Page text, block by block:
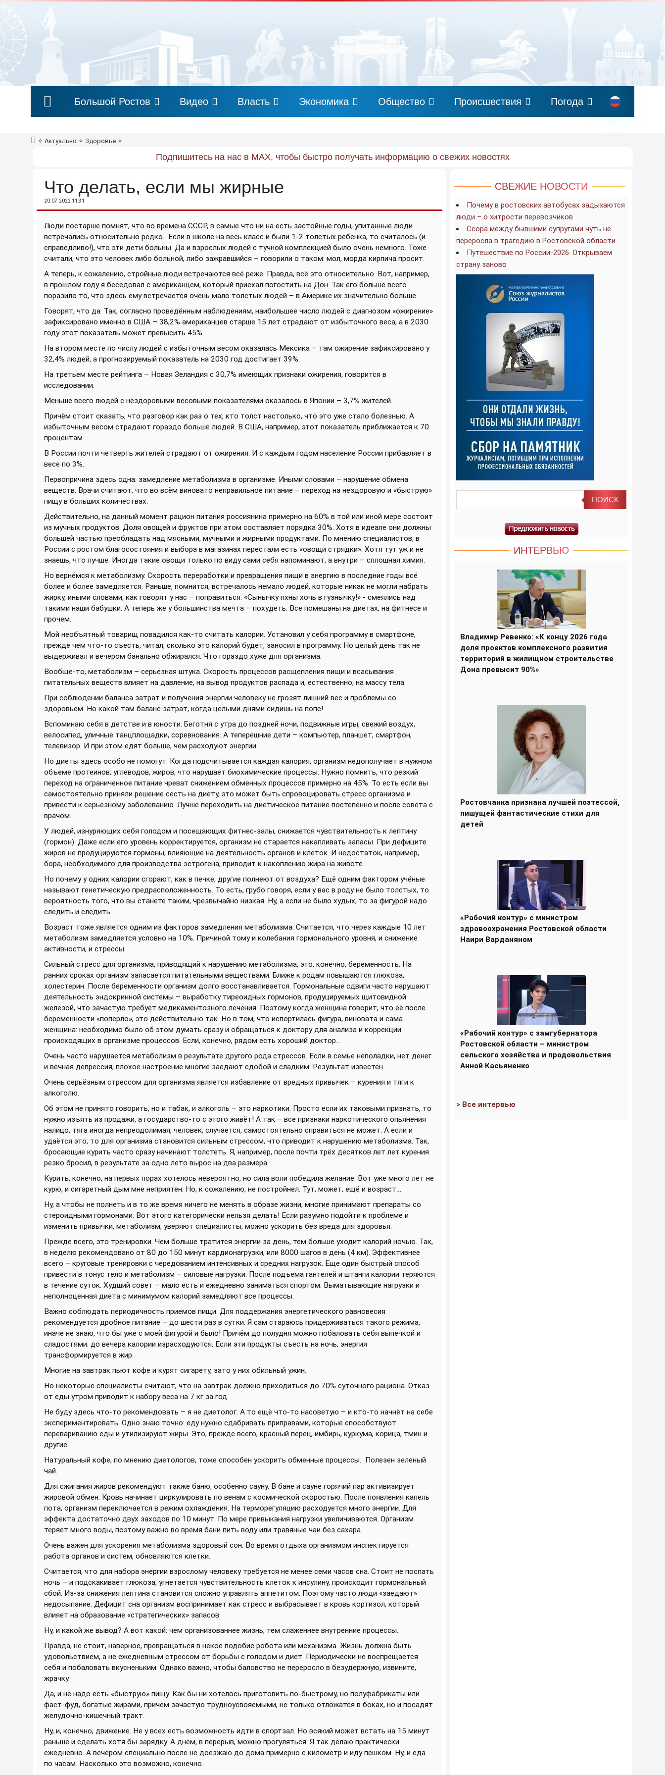
Большой Ростов Видео Власть Экономика Общество Происшествия Погода
✧ Актуально ✧ Здоровье ✧
Подпишитесь на нас в MAX, чтобы быстро получать информацию о свежих новостях
Что делать, если мы жирные
20.07.2022 11:31
Люди постарше помнят, что во времена СССР, в самые что ни на есть застойные годы, упитанные люди
встречались относительно редко. Если в школе на весь класс и были 1-2 толстых ребёнка, то считалось (и
справедливо!), что эти дети больны. Да и взрослых людей с тучной комплекцией было очень немного. Тоже
считали, что это человек либо больной, либо зажравшийся – говорили о таком: мол, морда кирпича просит.
А теперь, к сожалению, стройные люди встречаются всё реже. Правда, всё это относительно. Вот, например,
в прошлом году я беседовал с американцем, который приехал погостить на Дон. Так его больше всего
поразило то, что здесь ему встречается очень мало толстых людей – в Америке их значительно больше.
Говорят, что да. Так, согласно проведённым наблюдениям, наибольшее число людей с диагнозом «ожирение»
зафиксировано именно в США – 38,2% американцев старше 15 лет страдают от избыточного веса, а в 2030
году этот показатель может превысить 45%.
На втором месте по числу людей с избыточным весом оказалась Мексика – там ожирение зафиксировано у
32,4% людей, а прогнозируемый показатель на 2030 год достигает 39%.
На третьем месте рейтинга – Новая Зеландия с 30,7% имеющих признаки ожирения, говорится в
исследовании.
Меньше всего людей с нездоровыми весовыми показателями оказалось в Японии – 3,7% жителей.
Причём стоит сказать, что разговор как раз о тех, кто толст настолько, что это уже стало болезнью. А
избыточным весом страдают гораздо больше людей. В США, например, этот показатель приближается к 70
процентам.
В России почти четверть жителей страдают от ожирения. И с каждым годом население России прибавляет в
весе по 3%.
Первопричина здесь одна: замедление метаболизма в организме. Иными словами – нарушение обмена
веществ. Врачи считают, что во всём виновато неправильное питание – переход на нездоровую и «быструю»
пищу в больших количествах.
Действительно, на данный момент рацион питания россиянина примерно на 60% в той или иной мере состоит
из мучных продуктов. Доля овощей и фруктов при этом составляет порядка 30%. Хотя в идеале они должны
большей частью преобладать над мясными, мучными и жирными продуктами. По мнению специалистов, в
России с ростом благосостояния и выбора в магазинах перестали есть «овощи с грядки». Хотя тут уж и не
знаешь, что лучше. Иногда такие овощи только по виду сами себя напоминают, а внутри – сплошная химия.
Но вернёмся к метаболизму. Скорость переработки и превращения пищи в энергию в последние годы всё
более и более замедляется. Раньше, помнится, встречалось немало людей, которые никак не могли набрать
жирку, иными словами, как говорят у нас – поправиться. «Сынычку пхны хочь в гузнычку!» - смеялись над
такими наши бабушки. А теперь же у большинства мечта – похудеть. Все помешаны на диетах, на фитнесе и
прочем.
Мой необъятный товарищ повадился как-то считать калории. Установил у себя программу в смартфоне,
прежде чем что-то съесть, читал, сколько это калорий будет, заносил в программу. Но целый день так не
выдерживал и вечером банально обжирался. Что гораздо хуже для организма.
Вообще-то, метаболизм – серьёзная штука. Скорость процессов расщепления пищи и всасывания
питательных веществ влияет на давление, на вывод продуктов распада и, естественно, на массу тела.
При соблюдении баланса затрат и получения энергии человеку не грозят лишний вес и проблемы со
здоровьем. Но какой там баланс затрат, когда целыми днями сидишь на попе!
Вспоминаю себя в детстве и в юности. Беготня с утра до поздней ночи, подвижные игры, свежий воздух,
велосипед, уличные танцплощадки, соревнования. А теперешние дети – компьютер, планшет, смартфон,
телевизор. И при этом едят больше, чем расходуют энергии.
Но диеты здесь особо не помогут. Когда подсчитывается каждая калория, организм недополучает в нужном
объеме протеинов, углеводов, жиров, что нарушает биохимические процессы. Нужно помнить, что резкий
переход на ограниченное питание чреват снижением обменных процессов примерно на 45%. То есть если вы
самостоятельно приняли решение сесть на диету, это может быть спровоцировать стресс организма и
привести к серьёзному заболеванию. Лучше переходить на диетическое питание постепенно и после совета с
врачом.
У людей, изнуряющих себя голодом и посещающих фитнес-залы, снижается чувствительность к лептину
(гормон). Даже если его уровень корректируется, организм не старается накапливать запасы. При дефиците
жиров не продуцируются гормоны, влияющие на деятельность органов и клеток. И недостаток, например,
бора, необходимого для производства эстрогена, приводит к накоплению жира на животе.
Но почему у одних калории сгорают, как в печке, другие полнеют от воздуха? Ещё одним фактором учёные
называют генетическую предрасположенность. То есть, грубо говоря, если у вас в роду не было толстых, то
вероятность того, что вы станете таким, чрезвычайно низкая. Ну, а если не было худых, то за фигурой надо
следить и следить.
Возраст тоже является одним из факторов замедления метаболизма. Считается, что через каждые 10 лет
метаболизм замедляется условно на 10%. Причиной тому и колебания гормонального уровня, и снижение
активности, и стрессы.
Сильный стресс для организма, приводящий к нарушению метаболизма, это, конечно, беременность. На
ранних сроках организм запасается питательными веществами. Ближе к родам повышаются глюкоза,
холестерин. После беременности организм долго восстанавливается. Гормональные сдвиги часто нарушают
деятельность эндокринной системы – выработку тиреоидных гормонов, продуцируемых щитовидной
железой, что зачастую требует медикаментозного лечения. Поэтому когда женщина говорит, что её после
беременности «попёрло», это действительно так. Но в том, что испортилась фигура, виновата и сама
женщина: необходимо было об этом думать сразу и обращаться к доктору для анализа и коррекции
происходящих в организме процессов. Если, конечно, рядом есть хороший доктор…
Очень часто нарушается метаболизм в результате другого рода стрессов. Если в семье неполадки, нет денег
и вечная депрессия, плохое настроение многие заедают сдобой и сладким. Результат известен.
Очень серьёзным стрессом для организма является избавление от вредных привычек – курения и тяги к
алкоголю.
Об этом не принято говорить, но и табак, и алкоголь – это наркотики. Просто если их таковыми признать, то
нужно изъять из продажи, а государство-то с этого живёт! А так – все признаки наркотического опьянения
налицо, тяга иногда непреодолимая, человек, случается, самостоятельно справиться не может. А если и
удаётся это, то для организма становится сильным стрессом, что приводит к нарушению метаболизма. Так,
бросающие курить часто сразу начинают толстеть. Я, например, после почти трёх десятков лет лет курения
резко бросил, в результате за одно лето вырос на два размера.
Курить, конечно, на первых порах хотелось невероятно, но сила воли победила желание. Вот уже много лет не
курю, и сигаретный дым мне неприятен. Но, к сожалению, не постройнел. Тут, может, ещё и возраст…
Ну, а чтобы не полнеть и в то же время ничего не менять в образе жизни, многие принимают препараты со
стероидными гормонами. Вот этого категорически нельзя делать! Если разумно подойти к проблеме и
изменить привычки, метаболизм, уверяют специалисты, можно ускорить без вреда для здоровья.
Прежде всего, это тренировки. Чем больше тратится энергии за день, тем больше уходит калорий ночью. Так,
в неделю рекомендовано от 80 до 150 минут кардионагрузки, или 8000 шагов в день (4 км). Эффективнее
всего – круговые тренировки с чередованием интенсивных и средних нагрузок. Еще один быстрый способ
привести в тонус тело и метаболизм – силовые нагрузки. После подъема гантелей и штанги калории теряются
в течение суток. Худший совет – мало есть и ежедневно заниматься спортом. Выматывающие нагрузки и
неполноценная диета с минимумом калорий замедляют все процессы.
Важно соблюдать периодичность приемов пищи. Для поддержания энергетического равновесия
рекомендуется дробное питание – до шести раз в сутки. Я сам стараюсь придерживаться такого режима,
иначе не знаю, что бы уже с моей фигурой и было! Причём до полудня можно побаловать себя выпечкой и
сладостями: до вечера калории израсходуются. Если эти продукты съесть на ночь, энергия
трансформируется в жир.
Многие на завтрак пьют кофе и курят сигарету, зато у них обильный ужин.
Но некоторые специалисты считают, что на завтрак должно приходиться до 70% суточного рациона. Отказ
от еды утром приводит к набору веса на 7 кг за год.
Не буду здесь что-то рекомендовать – я не диетолог. А то ещё что-то насоветую – и кто-то начнёт на себе
экспериментировать. Одно знаю точно: еду нужно сдабривать приправами, которые способствуют
перевариванию еды и утилизируют жиры. Это, прежде всего, красный перец, имбирь, куркума, корица, тмин и
другие.
Натуральный кофе, по мнению диетологов, тоже способен ускорить обменные процессы. Полезен зеленый
чай.
Для сжигания жиров рекомендуют также баню, особенно сауну. В бане и сауне горячий пар активизирует
жировой обмен. Кровь начинает циркулировать по венам с космической скоростью. После появления капель
пота, организм переключается в режим охлаждения. На терморегуляцию расходуется много энергии. Для
эффекта достаточно двух заходов по 10 минут. По мере привыкания нагрузки увеличиваются. Организм
теряет много воды, поэтому важно во время бани пить воду или травяные чаи без сахара.
Очень важен для ускорения метаболизма здоровый сон. Во время отдыха организмом инспектируется
работа органов и систем, обновляются клетки.
Считается, что для набора энергии взрослому человеку требуется не менее семи часов сна. Стоит не поспать
ночь – и подскакивает глюкоза, угнетается чувствительность клеток к инсулину, происходит гормональный
сбой. Из-за снижения лептина становится сложно управлять аппетитом. Поэтому часто люди «заедают»
недосыпание. Дефицит сна организм воспринимает как стресс и выбрасывает в кровь кортизол, который
влияет на образование «стратегических» запасов.
Ну, и какой же вывод? А вот какой: чем организованнее жизнь, тем слаженнее внутренние процессы.
Правда, не стоит, наверное, превращаться в некое подобие робота или механизма. Жизнь должна быть
удовольствием, а не ежедневным стрессом от борьбы с голодом и диет. Периодически не воспрещается
себя и побаловать вкусненьким. Однако важно, чтобы баловство не переросло в безудержную, извините,
жрачку.
Да, и не надо есть «быструю» пищу. Как бы ни хотелось приготовить по-быстрому, но полуфабрикаты или
фаст-фуд, богатые жирами, причём зачастую трудноусвояемыми, не только отложатся в боках, но и посадят
желудочно-кишечный тракт.
Ну, и, конечно, движение. Не у всех есть возможность идти в спортзал. Но всякий может встать на 15 минут
раньше и сделать хотя бы зарядку. А днём, в перерыв, можно прогуляться. Я так делаю практически
ежедневно. А вечером специально после не доезжаю до дома примерно с километр и иду пешком. Ну, и еда
по часам. Насколько это возможно, конечно.
СВЕЖИЕ НОВОСТИ
Почему в ростовских автобусах задыхаются
люди – о хитрости перевозчиков
Ссора между бывшими супругами чуть не
переросла в трагедию в Ростовской области
Путешествие по России-2026. Открываем
страну заново
ИНТЕРВЬЮ
Владимир Ревенко: «К концу 2026 года
доля проектов комплексного развития
территорий в жилищном строительстве
Дона превысит 90%»
Ростовчанка признана лучшей поэтессой,
пишущей фантастические стихи для
детей
«Рабочий контур» с министром
здравоохранения Ростовской области
Наири Варданяном
«Рабочий контур» с замгубернатора
Ростовской области – министром
сельского хозяйства и продовольствия
Анной Касьяненко
> Все интервью